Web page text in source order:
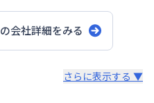
の会社詳細をみる
さらに表示する ▼